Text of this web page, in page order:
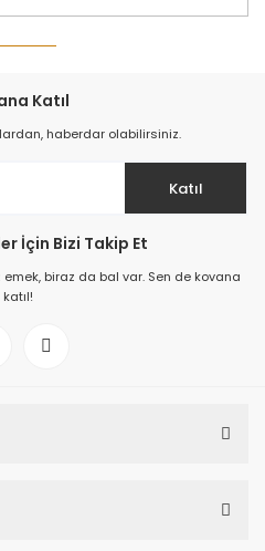
Propolis (450 g)
Propolis (450 g)
Katıl
haberdar olabilirsiniz.
Katıl
İçin Bizi Takip Et
biraz da bal var. Sen de kovana
katıl!